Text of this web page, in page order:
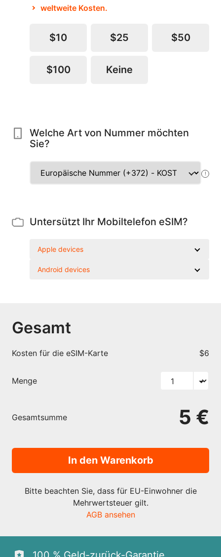
weltweite Kosten.
$10 $25 $50
$100 Keine
Welche Art von Nummer möchten
Sie?
!
Untersützt Ihr Mobiltelefon eSIM?
Apple devices
Android devices
Gesamt
Kosten für die eSIM-Karte $6
Menge
Gesamtsumme 5 €
In den Warenkorb
Bitte beachten Sie, dass für EU-Einwohner die
Mehrwertsteuer gilt.
AGB ansehen